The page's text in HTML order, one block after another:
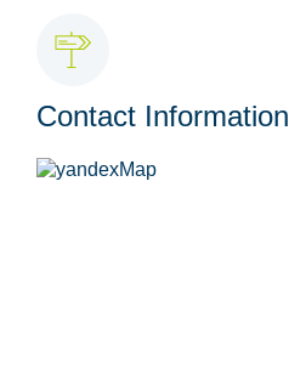
Contact Information